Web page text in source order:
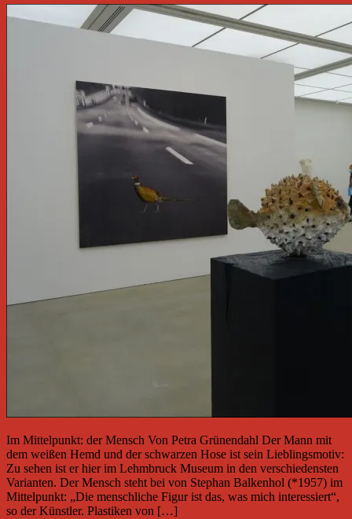
Im Mittelpunkt: der Mensch Von Petra Grünendahl Der Mann mit
dem weißen Hemd und der schwarzen Hose ist sein Lieblingsmotiv:
Zu sehen ist er hier im Lehmbruck Museum in den verschiedensten
Varianten. Der Mensch steht bei von Stephan Balkenhol (*1957) im
Mittelpunkt: „Die menschliche Figur ist das, was mich interessiert“,
so der Künstler. Plastiken von […]